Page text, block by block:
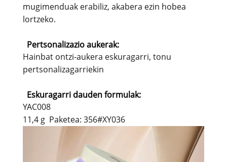
mugimenduak erabiliz, akabera ezin hobea
lortzeko.
Pertsonalizazio aukerak:
Hainbat ontzi-aukera eskuragarri, tonu
pertsonalizagarriekin
Eskuragarri dauden formulak:
YAC008
11,4 g Paketea: 356#XY036